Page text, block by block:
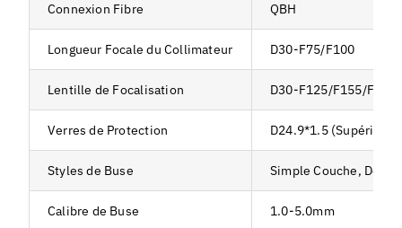
Connexion Fibre QBH
Longueur Focale du Collimateur D30-F75/F100
Lentille de Focalisation D30-F125/F155/F200
Verres de Protection D24.9*1.5
Styles de Buse Simple Couche,
Calibre de Buse 1.0-5.0mm